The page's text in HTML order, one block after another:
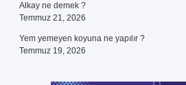
Alkay ne demek ?
Temmuz 21, 2026
Yem yemeyen koyuna ne yapılır ?
Temmuz 19, 2026